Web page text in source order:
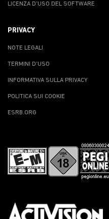
LICENZA D'USO DEL SOFTWARE
PRIVACY
NOTE LEGALI
TERMINI D'USO
INFORMATIVA SULLA PRIVACY
POLITICA SUI COOKIE
ESRB.ORG